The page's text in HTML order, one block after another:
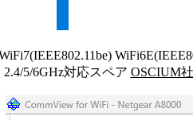
2.4/5/6GHz対応スペア OSCIUM